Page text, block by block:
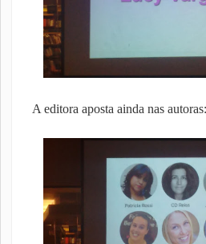
A editora aposta ainda nas autoras: